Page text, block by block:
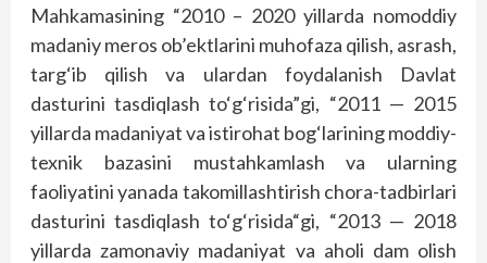
Mahkamasining “2010 – 2020 yillarda nomoddiy
madaniy meros ob’ektlarini muhofaza qilish, asrash,
targ‘ib qilish va ulardan foydalanish Davlat
dasturini tasdiqlash to‘g‘risida”gi, “2011 — 2015
yillarda madaniyat va istirohat bog‘larining moddiy-
texnik bazasini mustahkamlash va ularning
faoliyatini yanada takomillashtirish chora-tadbirlari
dasturini tasdiqlash to‘g‘risida“gi, “2013 — 2018
yillarda zamonaviy madaniyat va aholi dam olish